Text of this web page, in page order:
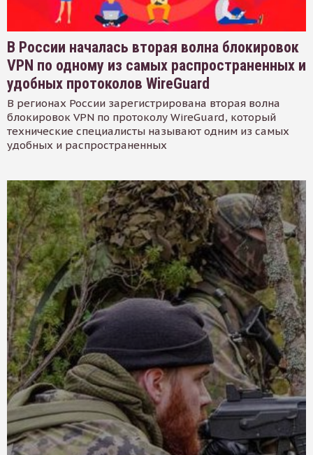
В России началась вторая волна блокировок
VPN по одному из самых распространенных и
удобных протоколов WireGuard
В регионах России зарегистрирована вторая волна
блокировок VPN по протоколу WireGuard, который
технические специалисты называют одним из самых
удобных и распространенных